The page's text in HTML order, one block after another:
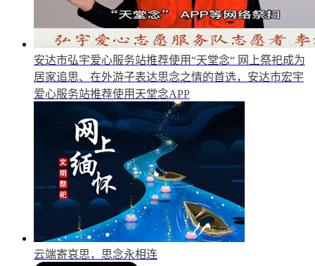
安达市弘宇爱心服务站推荐使用“天堂念“ 网上祭祀成为
居家追思、在外游子表达思念之情的首选，安达市宏宇
爱心服务站推荐使用天堂念APP
云端寄哀思，思念永相连